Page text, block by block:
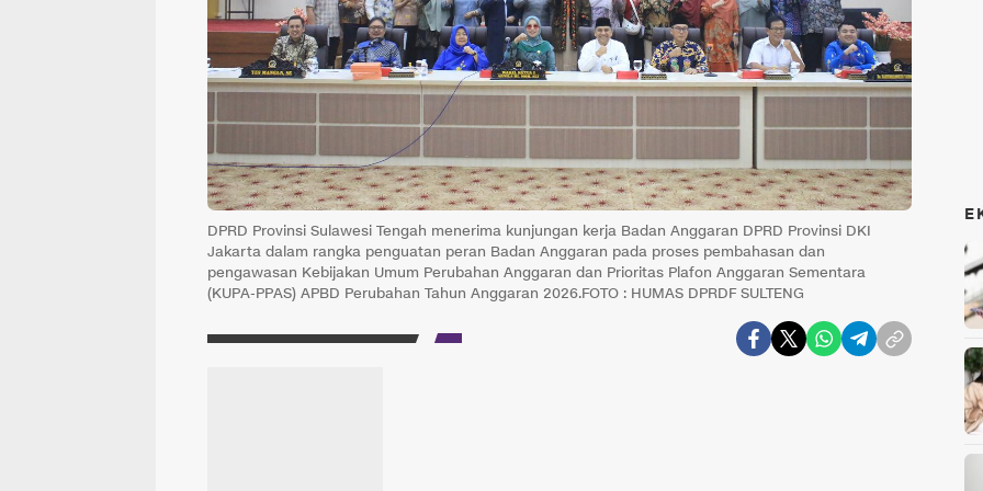
DPRD Provinsi Sulawesi Tengah menerima kunjungan kerja Badan Anggaran DPRD Provinsi DKI
Jakarta dalam rangka penguatan peran Badan Anggaran pada proses pembahasan dan
pengawasan Kebijakan Umum Perubahan Anggaran dan Prioritas Plafon Anggaran Sementara
(KUPA-PPAS) APBD Perubahan Tahun Anggaran 2026.FOTO : HUMAS DPRDF SULTENG